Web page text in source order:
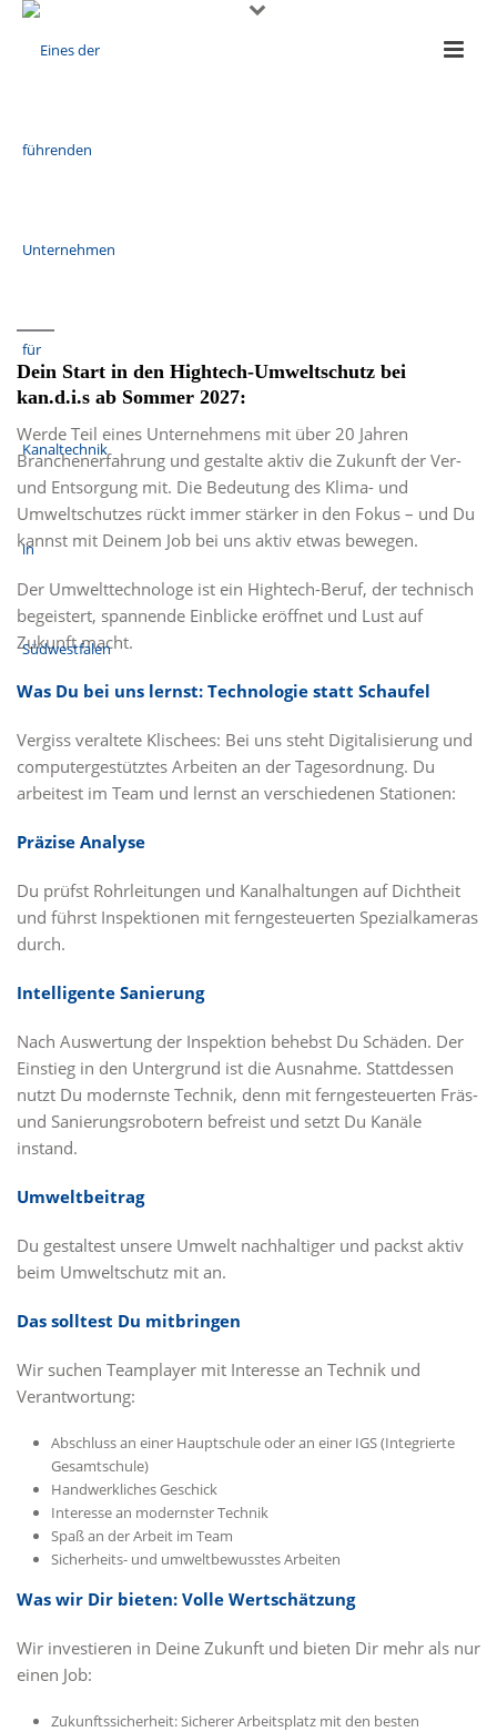
Dein Start in den Hightech-Umweltschutz bei
kan.d.i.s ab Sommer 2027:
Werde Teil eines Unternehmens mit über 20 Jahren
Branchenerfahrung und gestalte aktiv die Zukunft der Ver-
und Entsorgung mit. Die Bedeutung des Klima- und
Umweltschutzes rückt immer stärker in den Fokus – und Du
kannst mit Deinem Job bei uns aktiv etwas bewegen.
Der Umwelttechnologe ist ein Hightech-Beruf, der technisch
begeistert, spannende Einblicke eröffnet und Lust auf
Zukunft macht.
Was Du bei uns lernst: Technologie statt Schaufel
Vergiss veraltete Klischees: Bei uns steht Digitalisierung und
computergestütztes Arbeiten an der Tagesordnung. Du
arbeitest im Team und lernst an verschiedenen Stationen:
Präzise Analyse
Du prüfst Rohrleitungen und Kanalhaltungen auf Dichtheit
und führst Inspektionen mit ferngesteuerten Spezialkameras
durch.
Intelligente Sanierung
Nach Auswertung der Inspektion behebst Du Schäden. Der
Einstieg in den Untergrund ist die Ausnahme. Stattdessen
nutzt Du modernste Technik, denn mit ferngesteuerten Fräs-
und Sanierungsrobotern befreist und setzt Du Kanäle
instand.
Umweltbeitrag
Du gestaltest unsere Umwelt nachhaltiger und packst aktiv
beim Umweltschutz mit an.
Das solltest Du mitbringen
Wir suchen Teamplayer mit Interesse an Technik und
Verantwortung:
Abschluss an einer Hauptschule oder an einer IGS (Integrierte
Gesamtschule)
Handwerkliches Geschick
Interesse an modernster Technik
Spaß an der Arbeit im Team
Sicherheits- und umweltbewusstes Arbeiten
Was wir Dir bieten: Volle Wertschätzung
Wir investieren in Deine Zukunft und bieten Dir mehr als nur
einen Job:
Zukunftssicherheit: Sicherer Arbeitsplatz mit den besten